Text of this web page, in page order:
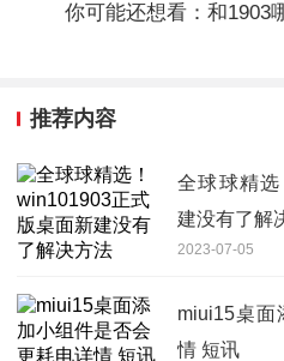
你可能还想看：和1903
推荐内容
全球球精
建没有了解
2023-07-05
miui15桌面
情 短讯